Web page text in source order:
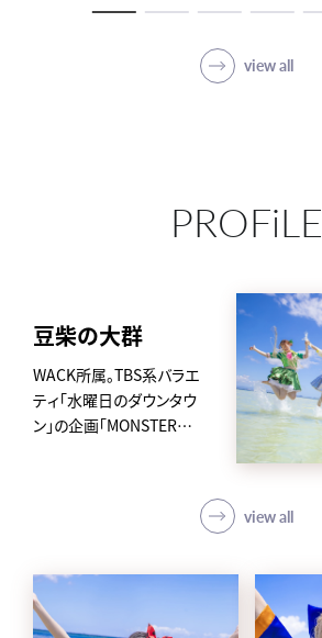
view all
PROFiLE
豆柴の大群
WACK所属。TBS系バラエ
ティ「水曜日のダウンタウ
ン」の企画「MONSTER
アイカ・ザ・スパイ、ナオ・オ
ブ・ナオ、レオナエンパイア、
ンスターからなるクロちゃ
んプロデュースの5人組ア
イドルグループ。
view all